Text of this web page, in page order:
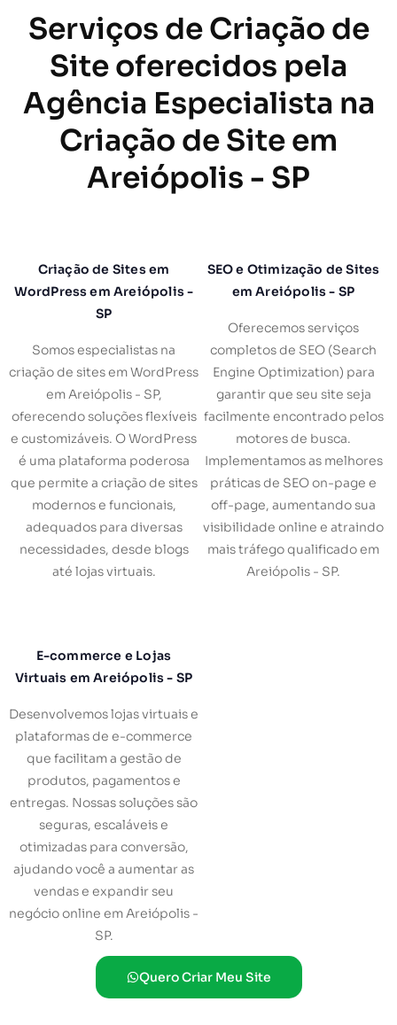
Serviços de Criação de
Site oferecidos pela
Agência Especialista na
Criação de Site em
Areiópolis - SP
Criação de Sites em
WordPress em Areiópolis -
SP
Somos especialistas na
criação de sites em WordPress
em Areiópolis - SP,
oferecendo soluções flexíveis
e customizáveis. O WordPress
é uma plataforma poderosa
que permite a criação de sites
modernos e funcionais,
adequados para diversas
necessidades, desde blogs
até lojas virtuais.
SEO e Otimização de Sites
em Areiópolis - SP
Oferecemos serviços
completos de SEO (Search
Engine Optimization) para
garantir que seu site seja
facilmente encontrado pelos
motores de busca.
Implementamos as melhores
práticas de SEO on-page e
off-page, aumentando sua
visibilidade online e atraindo
mais tráfego qualificado em
Areiópolis - SP.
E-commerce e Lojas
Virtuais em Areiópolis - SP
Desenvolvemos lojas virtuais e
plataformas de e-commerce
que facilitam a gestão de
produtos, pagamentos e
entregas. Nossas soluções são
seguras, escaláveis e
otimizadas para conversão,
ajudando você a aumentar as
vendas e expandir seu
negócio online em Areiópolis -
SP.
Quero Criar Meu Site